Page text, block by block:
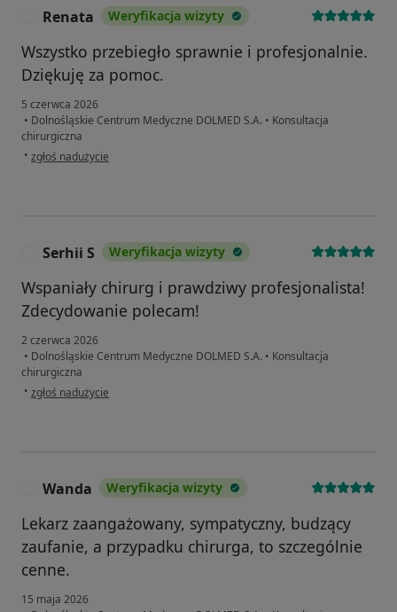
Renata Weryfikacja wizyty
Wszystko przebiegło sprawnie i profesjonalnie.
Dziękuję za pomoc.
5 czerwca 2026
• Dolnośląskie Centrum Medyczne DOLMED S.A. • Konsultacja
chirurgiczna
• w opinii użytkownika Renata
zgłoś nadużycie
Serhii S Weryfikacja wizyty
Wspaniały chirurg i prawdziwy profesjonalista!
Zdecydowanie polecam!
2 czerwca 2026
• Dolnośląskie Centrum Medyczne DOLMED S.A. • Konsultacja
chirurgiczna
• w opinii użytkownika Serhii S
zgłoś nadużycie
Wanda Weryfikacja wizyty
Lekarz zaangażowany, sympatyczny, budzący
zaufanie, a przypadku chirurga, to szczególnie
cenne.
15 maja 2026